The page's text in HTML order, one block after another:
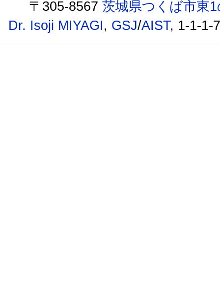
〒305-8567茨城県つくば市東
Dr. Isoji MIYAGI, GSJ/AIST, 1-1-1-